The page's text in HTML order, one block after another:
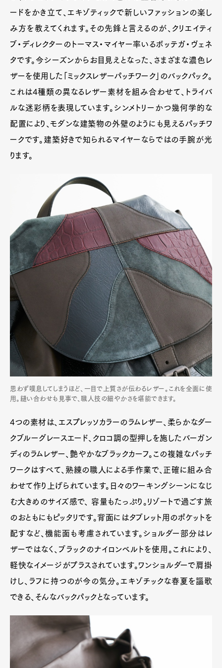
ードをかき立て、エキゾティックで新しいファッションの楽し
み方を教えてくれます。その先鋒と言えるのが、クリエイティ
ブ・ディレクターのトーマス・マイヤー率いるボッテガ・ヴェネ
タです。今シーズンからお目見えとなった、さまざまな濃色レ
ザーを使用した「ミックスレザーパッチワーク」のバックパック。
これは4種類の異なるレザー素材を組み合わせて、トライバ
ルな迷彩柄を表現しています。シンメトリーかつ幾何学的な
配置により、モダンな建築物の外壁のようにも見えるパッチワ
ークです。建築好きで知られるマイヤーならではの手腕が光
ります。
思わず嘆息してしまうほど、一目で上質さが伝わるレザー。これを全面に使
用。縫い合わせも見事で、職人技の細やかさを堪能できます。
4つの素材は、エスプレッソカラーのラムレザー、柔らかなダー
クブルーグレースエード、クロコ調の型押しを施したバーガン
ディのラムレザー、艶やかなブラックカーフ。この複雑なパッチ
ワークはすべて、熟練の職人による手作業で、正確に組み合
わせて作り上げられています。日々のワーキングシーンになじ
む大きめのサイズ感で、 容量もたっぷり。リゾートで過ごす旅
のおともにもピッタリです。背面にはタブレット用のポケットを
配すなど、機能面も考慮されています。ショルダー部分はレ
ザーではなく、ブラックのナイロンベルトを使用。これにより、
軽快なイメージがプラスされています。ワンショルダーで肩掛
けし、ラフに持つのが今の気分。エキゾチックな春夏を謳歌
できる、そんなバックパックとなっています。